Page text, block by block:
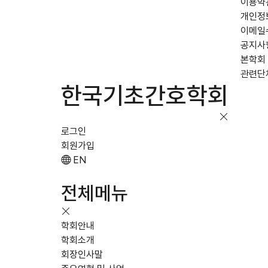
개인정
이메일
공지사
본학회
관련단
한국기초간호학회
로그인
회원가입
EN
전체메뉴
학회안내
학회소개
회장인사말